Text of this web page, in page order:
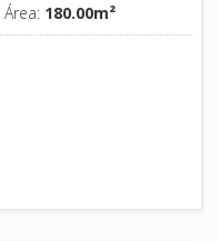
Área: 180.00m²